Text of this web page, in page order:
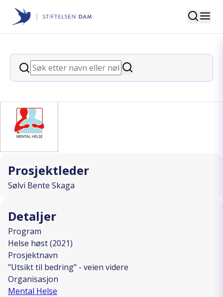
Stiftelsen Dam
Søk
Søk
Søk
back
"Utsikt til bedring" - veien videre
Prosjektleder
Sølvi Bente Skaga
Detaljer
Program
Helse høst (2021)
Prosjektnavn
"Utsikt til bedring" - veien videre
Organisasjon
Mental Helse